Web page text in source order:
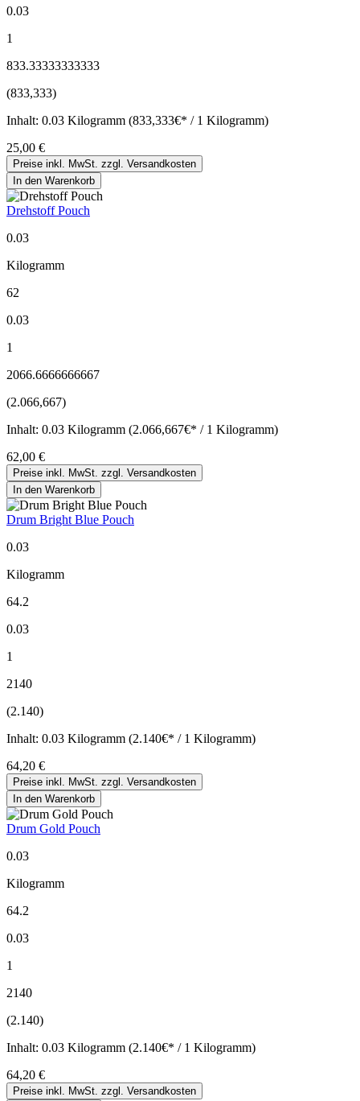
0.03
1
833.33333333333
(833,333)
Inhalt: 0.03 Kilogramm (833,333€* / 1 Kilogramm)
25,00 €
Preise inkl. MwSt. zzgl. Versandkosten
In den Warenkorb
Drehstoff Pouch
0.03
Kilogramm
62
0.03
1
2066.6666666667
(2.066,667)
Inhalt: 0.03 Kilogramm (2.066,667€* / 1 Kilogramm)
62,00 €
Preise inkl. MwSt. zzgl. Versandkosten
In den Warenkorb
Drum Bright Blue Pouch
0.03
Kilogramm
64.2
0.03
1
2140
(2.140)
Inhalt: 0.03 Kilogramm (2.140€* / 1 Kilogramm)
64,20 €
Preise inkl. MwSt. zzgl. Versandkosten
In den Warenkorb
Drum Gold Pouch
0.03
Kilogramm
64.2
0.03
1
2140
(2.140)
Inhalt: 0.03 Kilogramm (2.140€* / 1 Kilogramm)
64,20 €
Preise inkl. MwSt. zzgl. Versandkosten